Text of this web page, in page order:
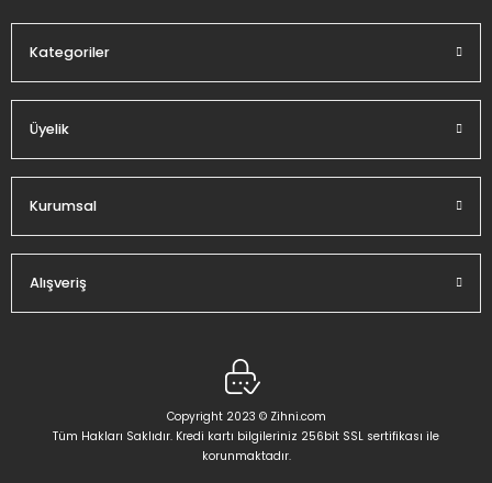
Kategoriler
Üyelik
Kurumsal
Alışveriş
Copyright 2023 © Zihni.com
Tüm Hakları Saklıdır. Kredi kartı bilgileriniz 256bit SSL sertifikası ile
korunmaktadır.